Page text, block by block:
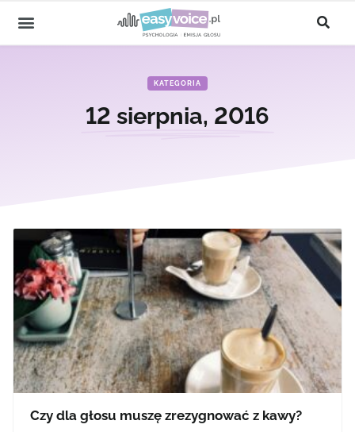
KATEGORIA
12 sierpnia, 2016
Czy dla głosu muszę zrezygnować z kawy?